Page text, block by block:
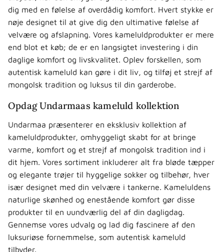
dig med en følelse af overdådig komfort. Hvert stykke er
nøje designet til at give dig den ultimative følelse af
velvære og afslapning. Vores kameluldprodukter er mere
end blot et køb; de er en langsigtet investering i din
daglige komfort og livskvalitet. Oplev forskellen, som
autentisk kameluld kan gøre i dit liv, og tilføj et strejf af
mongolsk tradition og luksus til din garderobe.
Opdag Undarmaas kameluld kollektion
Undarmaa præsenterer en eksklusiv kollektion af
kameluldprodukter, omhyggeligt skabt for at bringe
varme, komfort og et strejf af mongolsk tradition ind i
dit hjem. Vores sortiment inkluderer alt fra bløde tæpper
og elegante trøjer til hyggelige sokker og tilbehør, hver
især designet med din velvære i tankerne. Kameluldens
naturlige skønhed og enestående komfort gør disse
produkter til en uundværlig del af din dagligdag.
Gennemse vores udvalg og lad dig fascinere af den
luksuriøse fornemmelse, som autentisk kameluld
tilbyder.